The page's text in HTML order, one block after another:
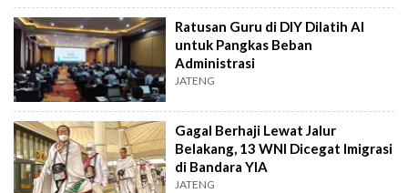
Ratusan Guru di DIY Dilatih AI
untuk Pangkas Beban
Administrasi
JATENG
Gagal Berhaji Lewat Jalur
Belakang, 13 WNI Dicegat Imigrasi
di Bandara YIA
JATENG